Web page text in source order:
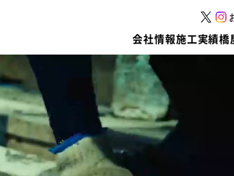
会社情報施工実績橋